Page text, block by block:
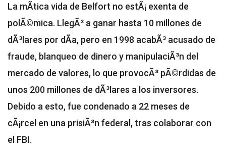
La mÃ­tica vida de Belfort no estÃ¡ exenta de
polÃ©mica. LlegÃ³ a ganar hasta 10 millones de
dÃ³lares por dÃ­a, pero en 1998 acabÃ³ acusado de
fraude, blanqueo de dinero y manipulaciÃ³n del
mercado de valores, lo que provocÃ³ pÃ©rdidas de
unos 200 millones de dÃ³lares a los inversores.
Debido a esto, fue condenado a 22 meses de
cÃ¡rcel en una prisiÃ³n federal, tras colaborar con
el FBI.